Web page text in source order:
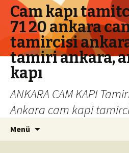
Cam kapı
71 20 ankara
tamircisi
tamiri ankara,
kapı
ANKARA CAM KAPI
Ankara cam kapi
Menü